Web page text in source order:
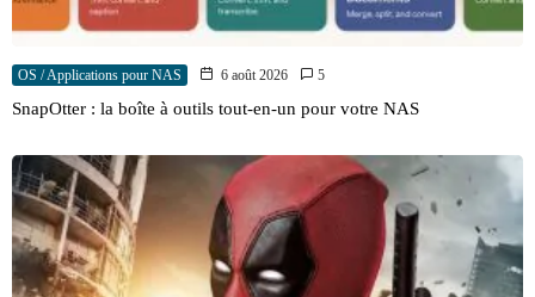
OS / Applications pour NAS 6 août 2026 5
SnapOtter : la boîte à outils tout-en-un pour votre NAS